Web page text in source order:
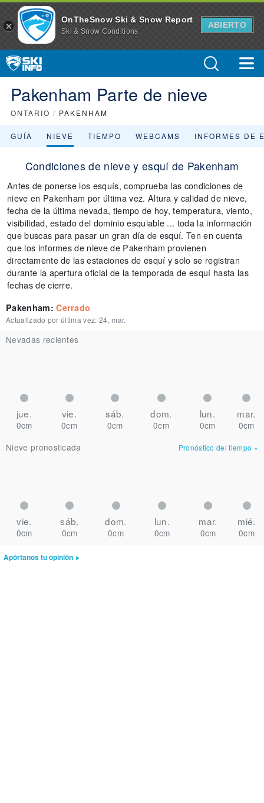
OnTheSnow Ski & Snow Report
Ski & Snow Conditions
ABIERTO
Pakenham Parte de nieve
ONTARIO / PAKENHAM
GUÍA NIEVE TIEMPO WEBCAMS INFORMES DE
Condiciones de nieve y esquí de Pakenham
Antes de ponerse los esquís, comprueba las condiciones de
nieve en Pakenham por última vez. Altura y calidad de nieve,
fecha de la última nevada, tiempo de hoy, temperatura, viento,
visibilidad, estado del dominio esquiable ... toda la información
que buscas para pasar un gran día de esquí. Ten en cuenta
que los informes de nieve de Pakenham provienen
directamente de las estaciones de esquí y solo se registran
durante la apertura oficial de la temporada de esquí hasta las
fechas de cierre.
Pakenham:Cerrado
Actualizado por última vez: 24, mar.
Nevadas recientes
jue. vie. sáb. dom. lun. mar.
0cm 0cm 0cm 0cm 0cm
0cm
Nieve pronosticada
Pronóstico del tiempo »
vie. sáb. dom. lun. mar. mié.
0cm 0cm 0cm 0cm 0cm 0cm
Apórtanos tu opinión